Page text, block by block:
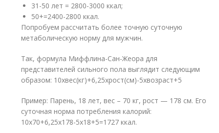
31-50 лет = 2800-3000 ккал;
50+=2400-2800 ккал.
Попробуем рассчитать более точную суточную
метаболическую норму для мужчин.
Так, формула Миффлина-Сан-Жеора для
представителей сильного пола выглядит следующим
образом: 10хвес(кг)+6,25хрост(см)-5хвозраст+5
Пример: Парень, 18 лет, вес – 70 кг, рост — 178 см. Его
суточная норма потребления калорий:
10х70+6,25х178-5х18+5=1727 ккал.